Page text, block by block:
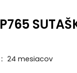
P765
: 24 mesiacov